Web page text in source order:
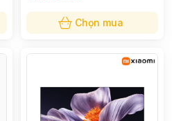
Chọn mua